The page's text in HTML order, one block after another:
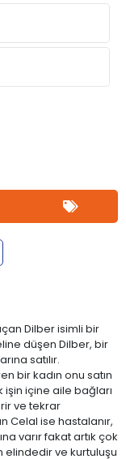
Dilber isimli bir
düşen Dilber, bir
satılır.
bir kadın onu satın
işin içine aile bağları
ve tekrar
Celal ise hastalanır,
varır fakat artık çok
elindedir ve kurtuluşu